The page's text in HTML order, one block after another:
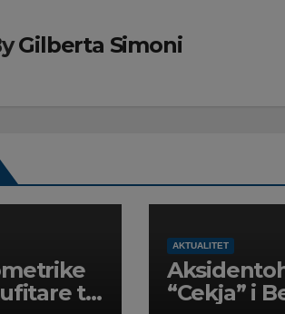
Gilberta Simoni
të
AKTUALITET
“Cekja” i